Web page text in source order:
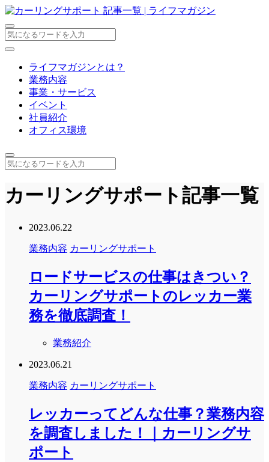
ライフマガジンとは？
業務内容
事業・サービス
イベント
社員紹介
オフィス環境
カーリングサポート記事一覧
2023.06.22
業務内容 カーリングサポート
ロードサービスの仕事はきつい？
カーリングサポートのレッカー業
務を徹底調査！
業務紹介
2023.06.21
業務内容 カーリングサポート
レッカーってどんな仕事？業務内容
を調査しました！｜カーリングサ
ポート